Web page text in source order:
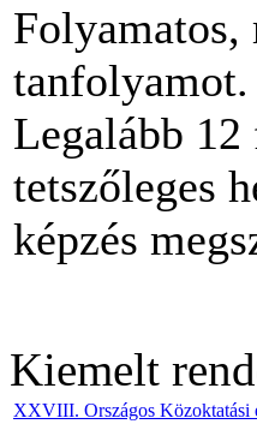
tanfolyamot.
Legalább 12
tetszőleges
képzés
Kiemelt
XXVIII. Országos Közoktatási